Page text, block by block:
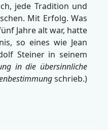
jede Tradition und
Mit Erfolg. Was
Jahre alt war, hatte
so eines wie Jean
Steiner in seinem
in die übersinnliche
schrieb.)